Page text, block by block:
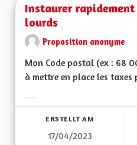
Instaurer
lourds
Proposition anonyme
Mon Code postal (ex : 68
à mettre en place les taxes
ERSTELLT AM
17/04/2023